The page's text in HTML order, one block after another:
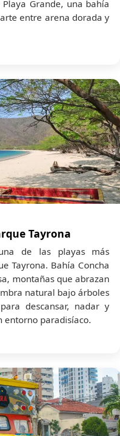
Grande, una bahía
entre arena dorada y
Tayrona
de las playas más
Tayrona. Bahía Concha
montañas que abrazan
natural bajo árboles
descansar, nadar y
entorno paradisíaco.